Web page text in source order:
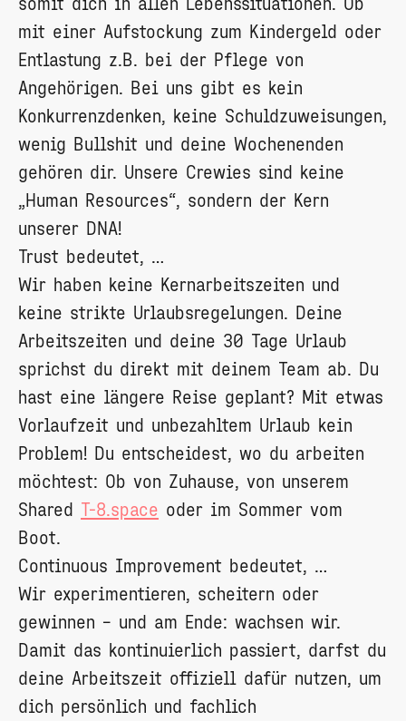
mit einer Aufstockung zum Kindergeld oder
Entlastung z.B. bei der Pflege von
Angehörigen. Bei uns gibt es kein
Konkurrenzdenken, keine Schuldzuweisungen,
wenig Bullshit und deine Wochenenden
gehören dir. Unsere Crewies sind keine
„Human Resources“, sondern der Kern
unserer DNA!
Trust bedeutet, …
Wir haben keine Kernarbeitszeiten und
keine strikte Urlaubsregelungen. Deine
Arbeitszeiten und deine 30 Tage Urlaub
sprichst du direkt mit deinem Team ab. Du
hast eine längere Reise geplant? Mit etwas
Vorlaufzeit und unbezahltem Urlaub kein
Problem! Du entscheidest, wo du arbeiten
möchtest: Ob von Zuhause, von unserem
Shared T-8.space oder im Sommer vom
Boot.
Continuous Improvement bedeutet, …
Wir experimentieren, scheitern oder
gewinnen – und am Ende: wachsen wir.
Damit das kontinuierlich passiert, darfst du
deine Arbeitszeit offiziell dafür nutzen, um
dich persönlich und fachlich